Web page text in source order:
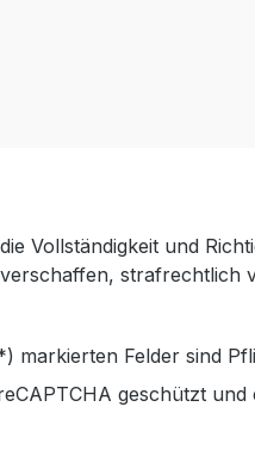
Vollständigkeit und
strafrechtlich
markierten Felder sind
geschützt und